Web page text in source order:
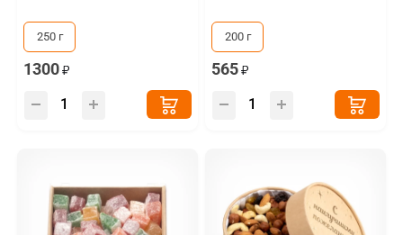
250 г
1300
200 г
565